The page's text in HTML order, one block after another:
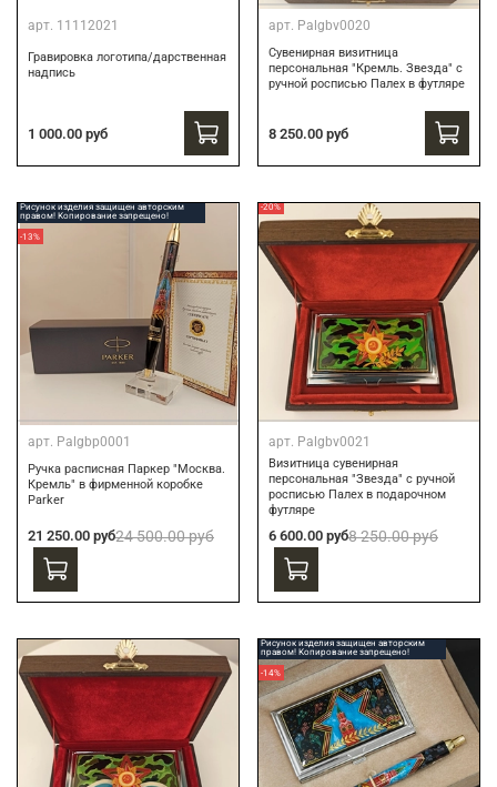
арт. 11112021
Гравировка логотипа/дарственная
надпись
1 000.00 руб
арт. Palgbv0020
Сувенирная визитница
персональная "Кремль. Звезда" с
ручной росписью Палех в футляре
8 250.00 руб
Рисунок изделия защищен авторским
правом! Копирование запрещено!
-13%
арт. Palgbp0001
Ручка расписная Паркер "Москва.
Кремль" в фирменной коробке
Parker
21 250.00 руб24 500.00 руб
-20%
арт. Palgbv0021
Визитница сувенирная
персональная "Звезда" с ручной
росписью Палех в подарочном
футляре
6 600.00 руб8 250.00 руб
Рисунок изделия защищен авторским
правом! Копирование запрещено!
-14%